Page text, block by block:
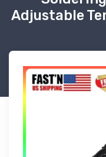
Adjustable